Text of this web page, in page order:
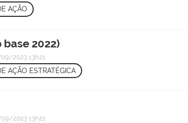
AÇÃO
2022)
2023 13h21
AÇÃO ESTRATÉGICA
2023 13h21